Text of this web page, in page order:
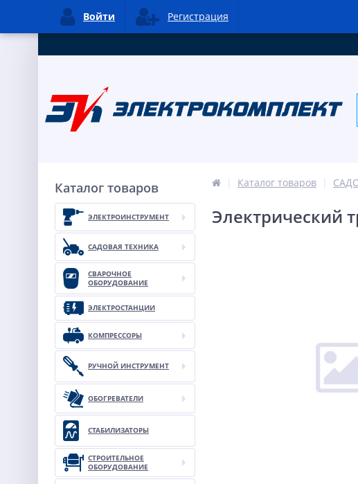
Каталог товаров
ЭЛЕКТРОИНСТРУМЕНТ
САДОВАЯ ТЕХНИКА
СВАРОЧНОЕ
ОБОРУДОВАНИЕ
ЭЛЕКТРОСТАНЦИИ
КОМПРЕССОРЫ
РУЧНОЙ ИНСТРУМЕНТ
ОБОГРЕВАТЕЛИ
СТАБИЛИЗАТОРЫ
СТРОИТЕЛЬНОЕ
ОБОРУДОВАНИЕ
Каталог товаров
Электрический
Войти Регистрация